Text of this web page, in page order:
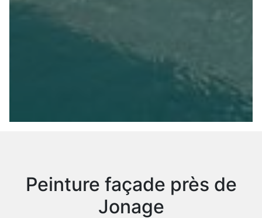
Peinture façade près de
Jonage